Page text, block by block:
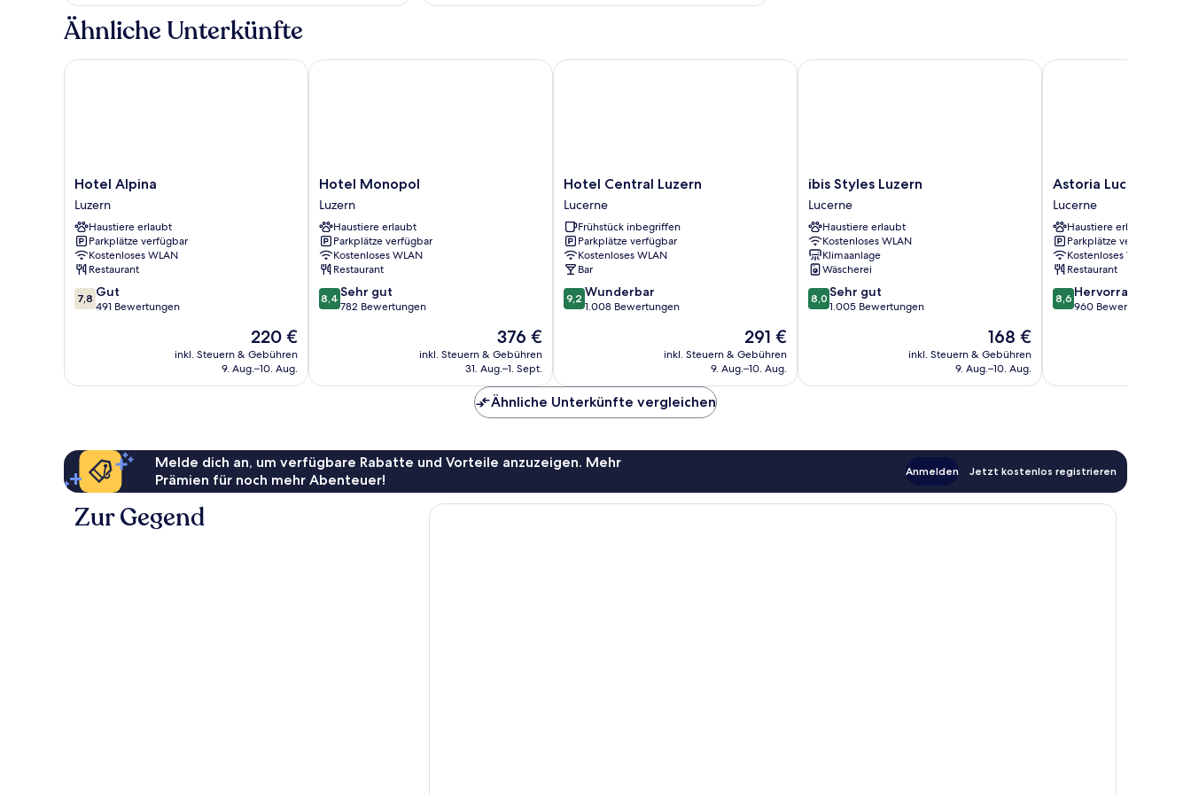
Ähnliche Unterkünfte
Hotel
Alpina
Luzern
Hotel Alpina
Luzern
Haustiere erlaubt
Parkplätze verfügbar
Kostenloses WLAN
Restaurant
7.8
von
7,8 Gut
491 Bewertungen
Der
Preis
beträgt
220 €
inkl. Steuern & Gebühren
9. Aug.–10. Aug.
Hotel Alpina
Hotel
Monopol
Luzern
Hotel Monopol
Luzern
Haustiere erlaubt
Parkplätze verfügbar
Kostenloses WLAN
Restaurant
8.4
von
Bewertungen
8,4 Sehr gut
782 Bewertungen
Der
Preis
beträgt
376 €
inkl. Steuern & Gebühren
31. Aug.–1. Sept.
Hotel Monopol
Hotel
Central
Luzern
Lucerne
Hotel Central Luzern
Lucerne
Frühstück inbegriffen
Parkplätze verfügbar
Kostenloses WLAN
Bar
9.2
von
9,2 Wunderbar
1.008 Bewertungen
Der
Preis
beträgt
291 €
inkl. Steuern & Gebühren
9. Aug.–10. Aug.
Hotel Central Luzern
ibis
Styles
Luzern
Lucerne
ibis Styles Luzern
Lucerne
Haustiere erlaubt
Kostenloses WLAN
Klimaanlage
Wäscherei
8.0
von
Bewertungen
8,0 Sehr gut
1.005 Bewertungen
Der
Preis
beträgt
168 €
inkl. Steuern & Gebühren
9. Aug.–10. Aug.
ibis Styles Luzern
Astoria
Lucerne
Lucerne
Astoria Lucerne
Lucerne
Haustiere erlaubt
Parkplätze verfügbar
Kostenloses WLAN
Restaurant
8.6
von
8,6 Hervorragend
960 Bewertungen
Astoria Lucerne
Ähnliche Unterkünfte vergleichen
Melde dich an, um verfügbare Rabatte und Vorteile anzuzeigen. Mehr
Prämien für noch mehr Abenteuer!
Anmelden Jetzt kostenlos registrieren
Zur Gegend